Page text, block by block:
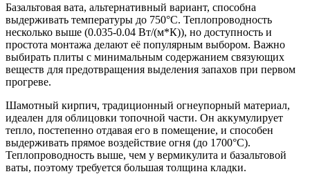
Базальтовая вата, альтернативный вариант, способна
выдерживать температуры до 750°C. Теплопроводность
несколько выше (0.035-0.04 Вт/(м*К)), но доступность и
простота монтажа делают её популярным выбором. Важно
выбирать плиты с минимальным содержанием связующих
веществ для предотвращения выделения запахов при первом
прогреве.
Шамотный кирпич, традиционный огнеупорный материал,
идеален для облицовки топочной части. Он аккумулирует
тепло, постепенно отдавая его в помещение, и способен
выдерживать прямое воздействие огня (до 1700°C).
Теплопроводность выше, чем у вермикулита и базальтовой
ваты, поэтому требуется большая толщина кладки.